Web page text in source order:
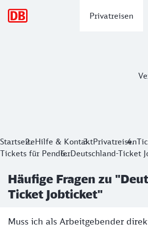
Privatreisen
StartseiteHilfe & KontaktPrivatreisen
Tickets für PendlerDeutschland-Ticket
Häufige Fragen zu
Ticket Jobticket"
Muss ich als Arbeitgebender